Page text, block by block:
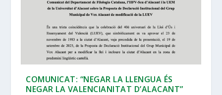
COMUNICAT: “NEGAR LA LLENGUA ÉS
NEGAR LA VALENCIANITAT D’ALACANT”